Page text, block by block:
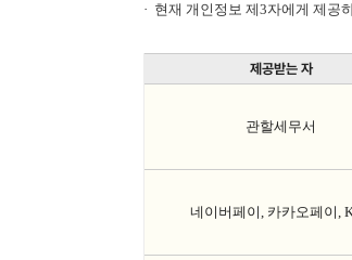
· 현재 개인정보 제3자에게 제공
제공받는 자
관할세무서
네이버페이, 카카오페이,